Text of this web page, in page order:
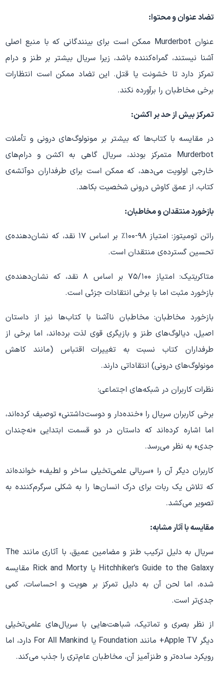
تضاد عنوان و محتوا:
عنوان Murderbot ممکن است برای بینندگانی که با منبع اصلی
آشنا نیستند، گمراه‌کننده باشد، زیرا سریال بیشتر بر طنز و درام
تمرکز دارد تا خشونت یا قتل. این تضاد ممکن است انتظارات
برخی مخاطبان را برآورده نکند.
تمرکز بیش از حد بر اکشن:
در مقایسه با کتاب‌ها که بیشتر بر مونولوگ‌های درونی و تأملات
Murderbot متمرکز بودند، سریال گاهی به اکشن و درام‌های
خارجی اولویت می‌دهد، که ممکن است برای طرفداران دوآتشه‌ی
کتاب، از عمق کاوش درونی شخصیت بکاهد.
بازخورد منتقدان و مخاطبان:
راتن تومیتوز: امتیاز ۹۸-۱۰۰٪ بر اساس ۱۷ نقد، که نشان‌دهنده‌ی
تحسین گسترده‌ی منتقدان است.
متاکریتیک: امتیاز ۷۵/۱۰۰ بر اساس ۸ نقد، که نشان‌دهنده‌ی
بازخورد مثبت اما با برخی انتقادات جزئی است.
بازخورد مخاطبان: مخاطبان ناآشنا با کتاب‌ها نیز از داستان
اصیل، دیالوگ‌های طنز و بازیگری قوی لذت برده‌اند، اما برخی از
طرفداران کتاب نسبت به تغییرات اقتباس (مانند کاهش
مونولوگ‌های درونی) انتقاداتی دارند.
نظرات کاربران در شبکه‌های اجتماعی:
برخی کاربران سریال را «خنده‌دار و دوست‌داشتنی» توصیف کرده‌اند،
اما اشاره کرده‌اند که داستان در دو قسمت ابتدایی «نه‌چندان
جدی» به نظر می‌رسد.
کاربران دیگر آن را «سریالی علمی‌تخیلی ساخر و لطیف» خوانده‌اند
که تلاش یک ربات برای درک انسان‌ها را به شکلی سرگرم‌کننده به
تصویر می‌کشد.
مقایسه با آثار مشابه:
سریال به دلیل ترکیب طنز و مضامین عمیق، با آثاری مانند The
Hitchhiker’s Guide to the Galaxy یا Rick and Morty مقایسه
شده، اما لحن آن به دلیل تمرکز بر هویت و احساسات، کمی
جدی‌تر است.
از نظر بصری و تماتیک، شباهت‌هایی با سریال‌های علمی‌تخیلی
دیگر Apple TV+ مانند Foundation یا For All Mankind دارد، اما
رویکرد ساده‌تر و طنزآمیز آن، مخاطبان عام‌تری را جذب می‌کند.